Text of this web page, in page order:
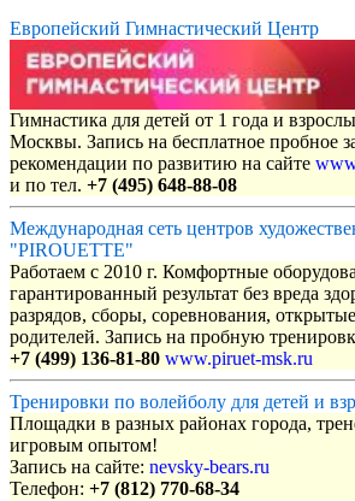
Европейский Гимнастический Центр
Гимнастика для детей от 1 года и
Москвы. Запись на бесплатное пробное
рекомендации по развитию на сайте
и по тел. +7 (495) 648-88-08
Международная сеть центров
"PIROUETTE"
Работаем с 2010 г. Комфортные
гарантированный результат без вреда
разрядов, сборы, соревнования,
родителей. Запись на пробную
+7 (499) 136-81-80 www.piruet-msk.ru
Тренировки по волейболу для детей и
Площадки в разных районах города,
игровым опытом!
Запись на сайте: nevsky-bears.ru
Телефон: +7 (812) 770-68-34